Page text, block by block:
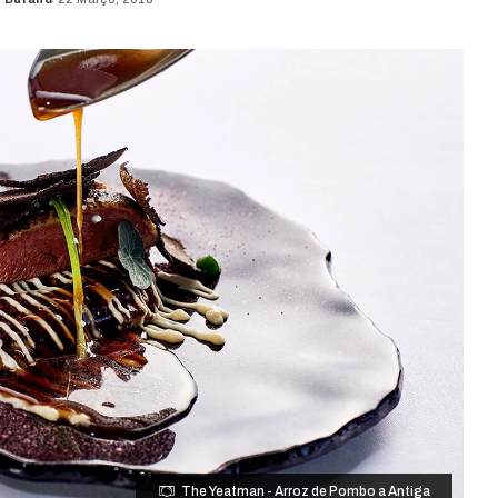
The Yeatman - Arroz de Pombo a Antiga